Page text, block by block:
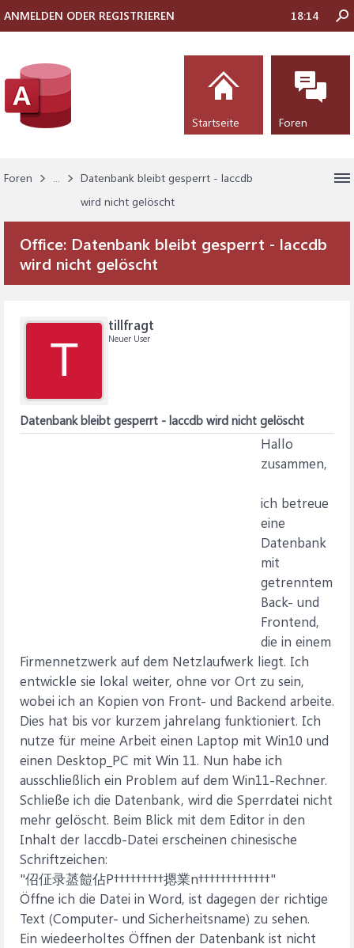
Foren ...
Datenbank bleibt gesperrt - laccdb
wird nicht gelöscht
Office: Datenbank bleibt gesperrt - laccdb
wird nicht gelöscht
T
tillfragt
Neuer User
Datenbank bleibt gesperrt - laccdb wird nicht gelöscht
Hallo
zusammen,
ich betreue
eine
Datenbank
mit
getrenntem
Back- und
Frontend,
die in einem
Firmennetzwerk auf dem Netzlaufwerk liegt. Ich
entwickle sie lokal weiter, ohne vor Ort zu sein,
wobei ich an Kopien von Front- und Backend arbeite.
Dies hat bis vor kurzem jahrelang funktioniert. Ich
nutze für meine Arbeit einen Laptop mit Win10 und
einen Desktop_PC mit Win 11. Nun habe ich
ausschließlich ein Problem auf dem Win11-Rechner.
Schließe ich die Datenbank, wird die Sperrdatei nicht
mehr gelöscht. Beim Blick mit dem Editor in den
Inhalt der laccdb-Datei erscheinen chinesische
Schriftzeichen:
"佋佂录䕄䭓佔P†††††††††摁業n†††††††††††††"
Öffne ich die Datei in Word, ist dagegen der richtige
Text (Computer- und Sicherheitsname) zu sehen.
Ein wiedeerholtes Öffnen der Datenbank ist nicht
ANMELDEN ODER REGISTRIEREN 18:14
Startseite Foren